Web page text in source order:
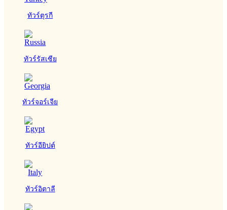
ทัวร์ตุรกี
ทัวร์รัสเซีย
ทัวร์จอร์เจีย
ทัวร์อียิปต์
ทัวร์อิตาลี